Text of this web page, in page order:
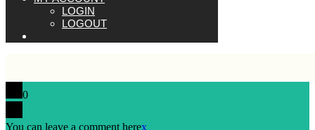
LOGIN
LOGOUT
0
You can leave a comment herex